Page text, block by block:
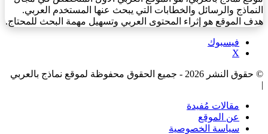
النماذج والرسائل والخطابات التي يبحث عنها المستخدم العربي.
هدف الموقع هو إثراء المحتوى العربي وتسهيل مهمة البحث للمحتاج.
فيسبوك
‫X
© حقوق النشر 2026 - جميع الحقوق محفوظة لموقع نماذج بالعربي
|
مقالات مُفيدة
عن الموقع
سياسة الخصوصية